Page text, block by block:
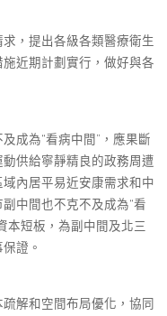
，提出各級各類醫療衛生
近期計劃實行，做好與各
為“看病中間”，應果斷
供給寧靜精良的政務周遭
內居平易近安康需求和中
中間也不克不及成為“看
本短板，為副中間及北三
證。
解和空間布局優化，協同